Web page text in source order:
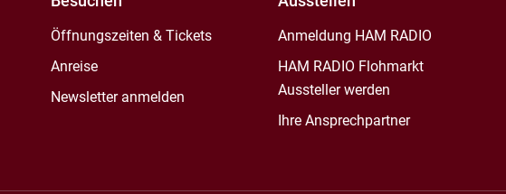
Öffnungszeiten & Tickets
Anreise
Newsletter anmelden
Anmeldung HAM RADIO
HAM RADIO Flohmarkt
Aussteller werden
Ihre Ansprechpartner